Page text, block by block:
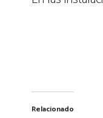
Relacionado